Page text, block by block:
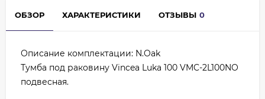
ОБЗОР ХАРАКТЕРИСТИКИ ОТЗЫВЫ 0
Описание комплектации: N.Oak
Тумба под раковину Vincea Luka 100 VMC-2L100NO
подвесная.